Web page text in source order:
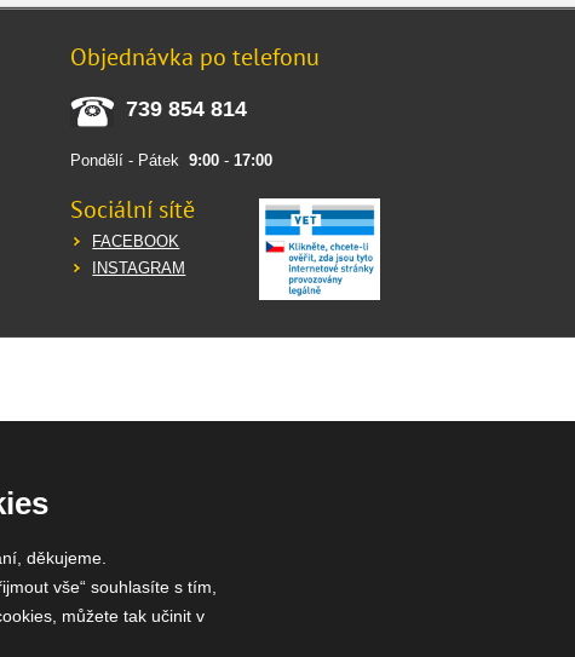
Objednávka po telefonu
739 854 814
Pondělí - Pátek9:00 -17:00
Sociální sítě
FACEBOOK
INSTAGRAM
děkujeme.
vše“ souhlasíte s tím,
můžete tak učinit v